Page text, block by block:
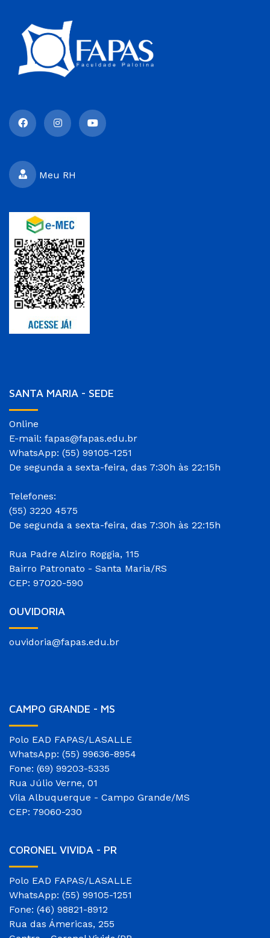
Meu RH
SANTA MARIA - SEDE
Online
E-mail: fapas@fapas.edu.br
WhatsApp: (55) 99105-1251
De segunda a sexta-feira, das 7:30h às 22:15h
Telefones:
(55) 3220 4575
De segunda a sexta-feira, das 7:30h às 22:15h
Rua Padre Alziro Roggia, 115
Bairro Patronato - Santa Maria/RS
CEP: 97020-590
OUVIDORIA
ouvidoria@fapas.edu.br
CAMPO GRANDE - MS
Polo EAD FAPAS/LASALLE
WhatsApp: (55) 99636-8954
Fone: (69) 99203-5335
Rua Júlio Verne, 01
Vila Albuquerque - Campo Grande/MS
CEP: 79060-230
CORONEL VIVIDA - PR
Polo EAD FAPAS/LASALLE
WhatsApp: (55) 99105-1251
Fone: (46) 98821-8912
Rua das Ámericas, 255